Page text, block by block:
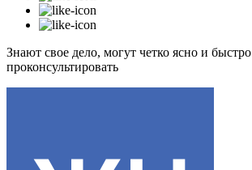
Знают свое дело, могут четко ясно и быстро
проконсультировать